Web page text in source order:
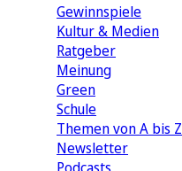
Gewinnspiele
Kultur & Medien
Ratgeber
Meinung
Green
Schule
Themen von A bis Z
Newsletter